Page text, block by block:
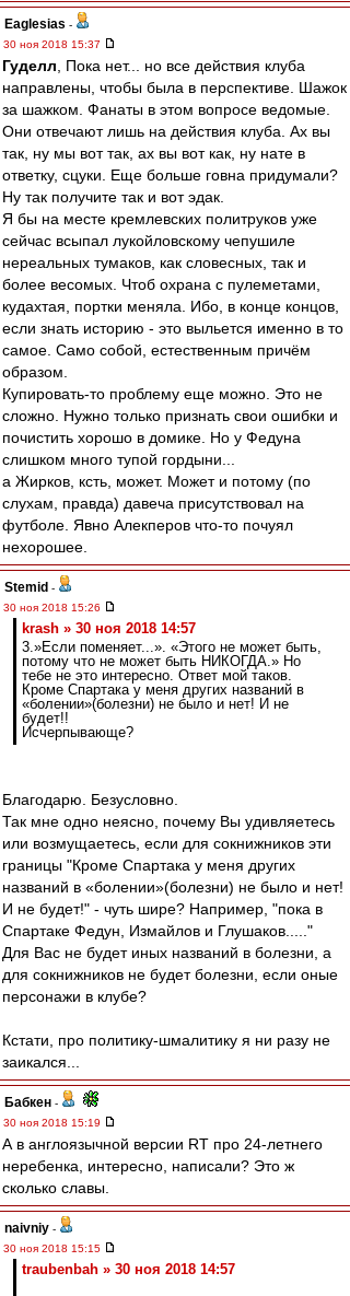
Eaglesias -
30 ноя 2018 15:37
Гуделл , Пока нет... но все действия клуба
направлены, чтобы была в перспективе. Шажок
за шажком. Фанаты в этом вопросе ведомые.
Они отвечают лишь на действия клуба. Ах вы
так, ну мы вот так, ах вы вот как, ну нате в
ответку, сцуки. Еще больше говна придумали?
Ну так получите так и вот эдак.
Я бы на месте кремлевских политруков уже
сейчас всыпал лукойловскому чепушиле
нереальных тумаков, как словесных, так и
более весомых. Чтоб охрана с пулеметами,
кудахтая, портки меняла. Ибо, в конце концов,
если знать историю - это выльется именно в то
самое. Само собой, естественным причём
образом.
Купировать-то проблему еще можно. Это не
сложно. Нужно только признать свои ошибки и
почистить хорошо в домике. Но у Федуна
слишком много тупой гордыни...
а Жирков, ксть, может. Может и потому (по
слухам, правда) давеча присутствовал на
футболе. Явно Алекперов что-то почуял
нехорошее.
Stemid -
30 ноя 2018 15:26
krash » 30 ноя 2018 14:57
3.»Если поменяет...». «Этого не может быть,
потому что не может быть НИКОГДА.» Но
тебе не это интересно. Ответ мой таков.
Кроме Спартака у меня других названий в
«болении»(болезни) не было и нет! И не
будет!!
Исчерпывающе?
Благодарю. Безусловно.
Так мне одно неясно, почему Вы удивляетесь
или возмущаетесь, если для сокнижников эти
границы "Кроме Спартака у меня других
названий в «болении»(болезни) не было и нет!
И не будет!" - чуть шире? Например, "пока в
Спартаке Федун, Измайлов и Глушаков....."
Для Вас не будет иных названий в болезни, а
для сокнижников не будет болезни, если оные
персонажи в клубе?
Кстати, про политику-шмалитику я ни разу не
заикался...
Бабкен -
30 ноя 2018 15:19
А в англоязычной версии RT про 24-летнего
неребенка, интересно, написали? Это ж
сколько славы.
naivniy -
30 ноя 2018 15:15
traubenbah » 30 ноя 2018 14:57